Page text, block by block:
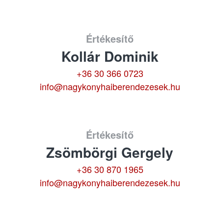
Értékesítő
Kollár Dominik
+36 30 366 0723
info@nagykonyhaiberendezesek.hu
Értékesítő
Zsömbörgi Gergely
+36 30 870 1965
info@nagykonyhaiberendezesek.hu